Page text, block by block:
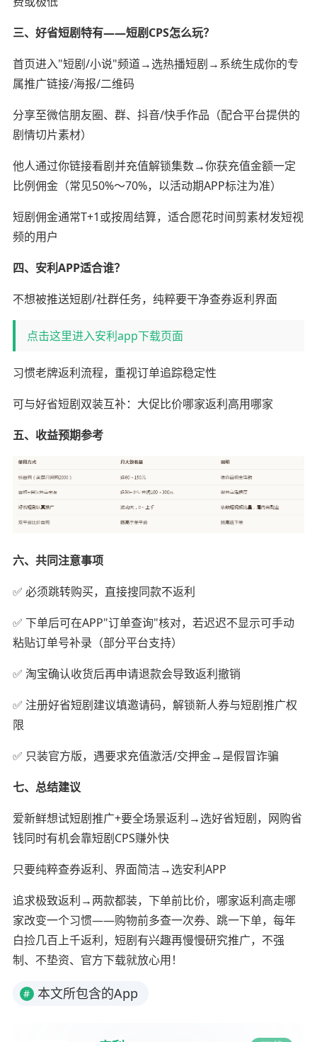
三、好省短剧特有——短剧CPS怎么玩？
首页进入"短剧/小说"频道→选热播短剧→系统生成你的专
属推广链接/海报/二维码
分享至微信朋友圈、群、抖音/快手作品（配合平台提供的
剧情切片素材）
他人通过你链接看剧并充值解锁集数→你获充值金额一定
比例佣金（常见50%～70%，以活动期APP标注为准）
短剧佣金通常T+1或按周结算，适合愿花时间剪素材发短视
频的用户
四、安利APP适合谁？
不想被推送短剧/社群任务，纯粹要干净查券返利界面
点击这里进入安利app下载页面
习惯老牌返利流程，重视订单追踪稳定性
可与好省短剧双装互补：大促比价哪家返利高用哪家
五、收益预期参考
六、共同注意事项
✅ 必须跳转购买，直接搜同款不返利
✅ 下单后可在APP"订单查询"核对，若迟迟不显示可手动
粘贴订单号补录（部分平台支持）
✅ 淘宝确认收货后再申请退款会导致返利撤销
✅ 注册好省短剧建议填邀请码，解锁新人券与短剧推广权
限
✅ 只装官方版，遇要求充值激活/交押金→是假冒诈骗
七、总结建议
爱新鲜想试短剧推广+要全场景返利→选好省短剧，网购省
钱同时有机会靠短剧CPS赚外快
只要纯粹查券返利、界面简洁→选安利APP
追求极致返利→两款都装，下单前比价，哪家返利高走哪
家改变一个习惯——购物前多查一次券、跳一下单，每年
白捡几百上千返利，短剧有兴趣再慢慢研究推广，不强
制、不垫资、官方下载就放心用！
# 本文所包含的App